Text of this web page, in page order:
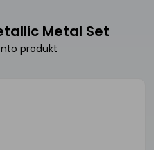
Metal Set
produkt